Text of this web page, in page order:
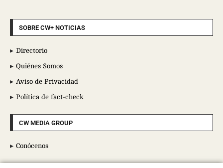
SOBRE CW+ NOTICIAS
Directorio
Quiénes Somos
Aviso de Privacidad
Política de fact-check
CW MEDIA GROUP
Conócenos